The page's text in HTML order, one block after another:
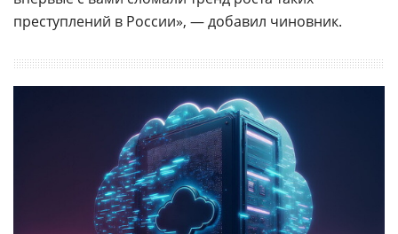
преступлений в России», — добавил чиновник.